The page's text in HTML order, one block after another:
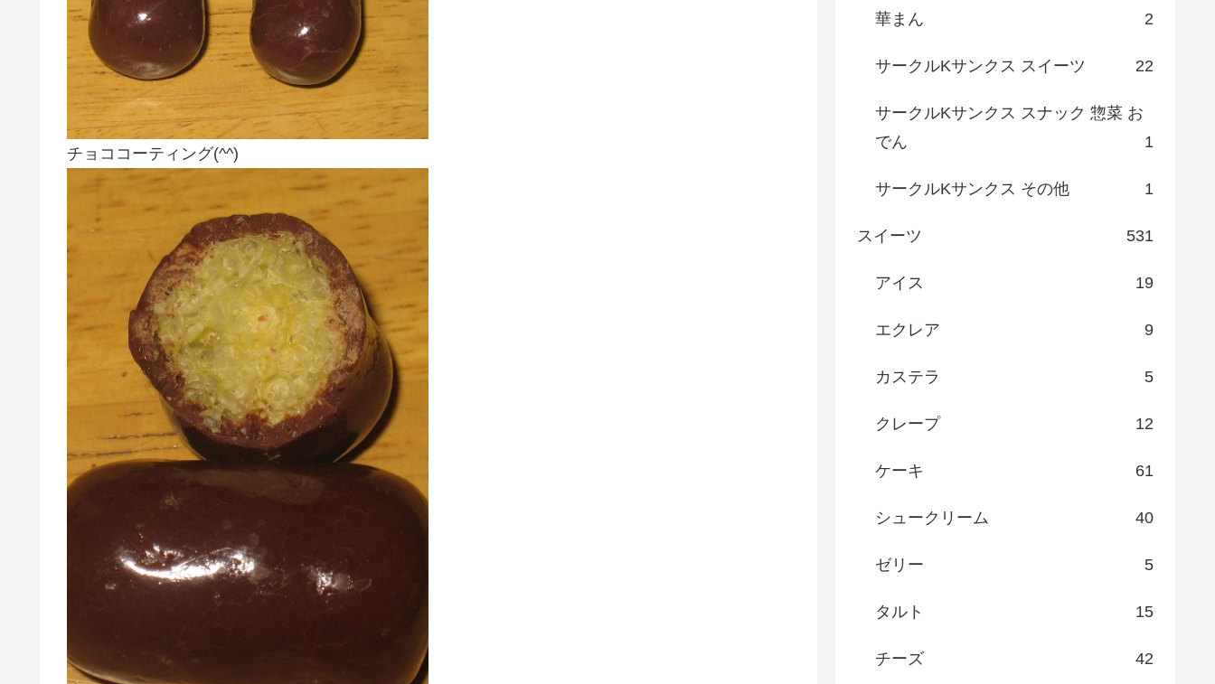
チョココーティング(^^)
華まん
2
サークルKサンクス スイーツ 22
サークルKサンクス スナック 惣菜 お
でん
1
サークルKサンクス その他 1
スイーツ 531
アイス 19
エクレア 9
カステラ 5
クレープ 12
ケーキ 61
シュークリーム 40
ゼリー 5
タルト 15
チーズ 42